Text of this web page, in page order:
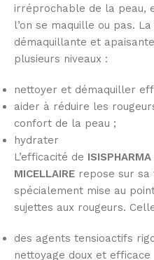
irréprochable de la peau,
l’on se maquille ou pas.
démaquillante et apaisante
plusieurs niveaux :
nettoyer et démaquiller
aider à réduire les
confort de la peau ;
hydrater
L’efficacité de
MICELLAIRE repose sur
spécialement mise au
sujettes aux rougeurs.
des agents tensioactifs
nettoyage doux et efficace